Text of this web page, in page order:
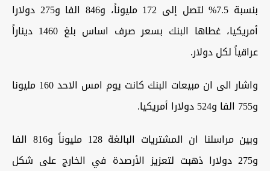
بنسبة 7.5% لتصل إلى 172 مليوناً، و846 الفا و275 دولارا
أمريكيا، غطاها البنك بسعر صرف اساس بلغ 1460 ديناراً
عراقياً لكل دولار.
واشار الى ان مبيعات البنك كانت يوم امس الاحد 160 مليونا
و755 الفا و524 دولارا أمريكيا.
وبين مراسلنا ان المشتريات البالغة 128 مليوناً و816 الفا
و275 دولارا ذهبت لتعزيز الأرصدة في الخارج على شكل